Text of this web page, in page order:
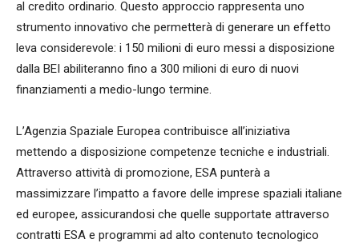
al credito ordinario. Questo approccio rappresenta uno
strumento innovativo che permetterà di generare un effetto
leva considerevole: i 150 milioni di euro messi a disposizione
dalla BEI abiliteranno fino a 300 milioni di euro di nuovi
finanziamenti a medio-lungo termine.
L’Agenzia Spaziale Europea contribuisce all’iniziativa
mettendo a disposizione competenze tecniche e industriali.
Attraverso attività di promozione, ESA punterà a
massimizzare l’impatto a favore delle imprese spaziali italiane
ed europee, assicurandosi che quelle supportate attraverso
contratti ESA e programmi ad alto contenuto tecnologico